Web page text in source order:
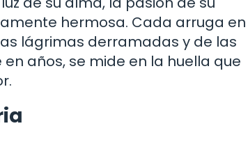
hermosa. Cada arruga en
lágrimas derramadas y de las
años, se mide en la huella que